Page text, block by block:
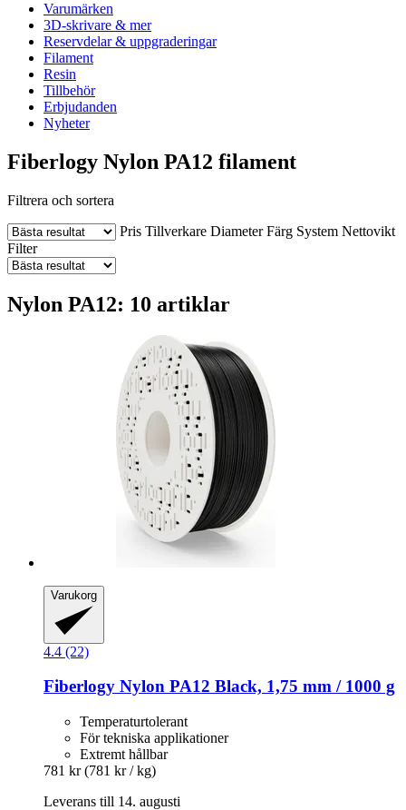
Varumärken
3D-skrivare & mer
Reservdelar & uppgraderingar
Filament
Resin
Tillbehör
Erbjudanden
Nyheter
Fiberlogy Nylon PA12 filament
Filtrera och sortera
Pris Tillverkare Diameter Färg System Nettovikt
Filter
Nylon PA12: 10 artiklar
Varukorg
4.4 (22)
Fiberlogy Nylon PA12 Black, 1,75 mm / 1000 g
Temperaturtolerant
För tekniska applikationer
Extremt hållbar
781 kr (781 kr / kg)
Leverans till 14. augusti